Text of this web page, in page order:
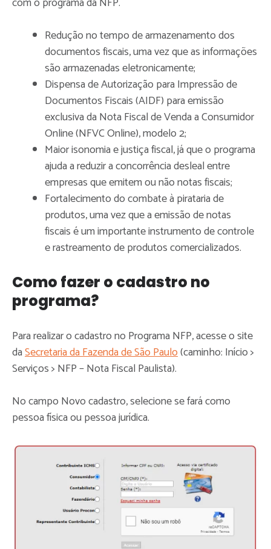
Redução no tempo de armazenamento dos
documentos fiscais, uma vez que as informações
são armazenadas eletronicamente;
Dispensa de Autorização para Impressão de
Documentos Fiscais (AIDF) para emissão
exclusiva da Nota Fiscal de Venda a Consumidor
Online (NFVC Online), modelo 2;
Maior isonomia e justiça fiscal, já que o programa
ajuda a reduzir a concorrência desleal entre
empresas que emitem ou não notas fiscais;
Fortalecimento do combate à pirataria de
produtos, uma vez que a emissão de notas
fiscais é um importante instrumento de controle
e rastreamento de produtos comercializados.
Como fazer o cadastro no
programa?
Para realizar o cadastro no Programa NFP, acesse o site
daSecretaria da Fazenda de São Paulo(caminho: Início >
Serviços > NFP – Nota Fiscal Paulista).
No campo Novo cadastro, selecione se fará como
pessoa física ou pessoa jurídica.